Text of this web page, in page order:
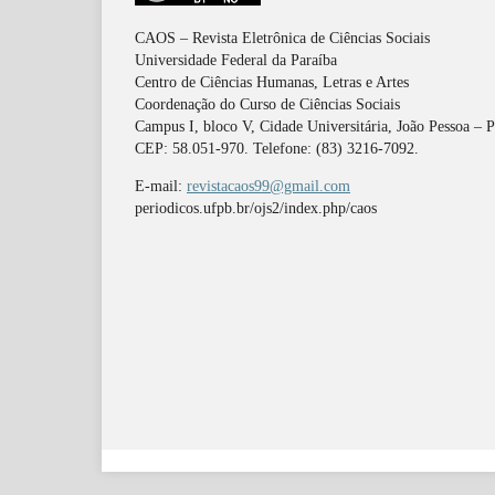
CAOS – Revista Eletrônica de Ciências Sociais
Universidade Federal da Paraíba
Centro de Ciências Humanas, Letras e Artes
Coordenação do Curso de Ciências Sociais
Campus I, bloco V, Cidade Universitária, João Pessoa –
CEP: 58.051-970. Telefone: (83) 3216-7092.
E-mail: revistacaos99@gmail.com
periodicos.ufpb.br/ojs2/index.php/caos